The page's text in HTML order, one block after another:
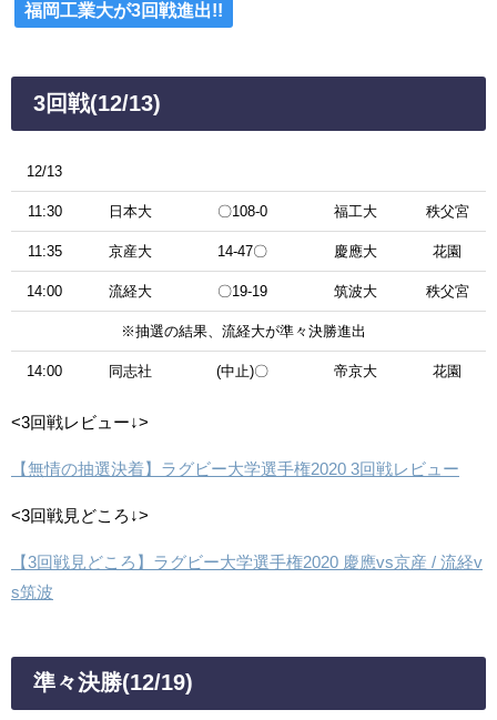
福岡工業大が3回戦進出!!
3回戦(12/13)
12/13
11:30 日本大 〇108-0 福工大 秩父宮
11:35 京産大 14-47〇 慶應大 花園
14:00 流経大 〇19-19 筑波大 秩父宮
※抽選の結果、流経大が準々決勝進出
14:00 同志社 (中止)〇 帝京大 花園
<3回戦レビュー↓>
【無情の抽選決着】ラグビー大学選手権2020 3回戦レビュー
<3回戦見どころ↓>
【3回戦見どころ】ラグビー大学選手権2020 慶應vs京産 / 流経v
s筑波
準々決勝(12/19)